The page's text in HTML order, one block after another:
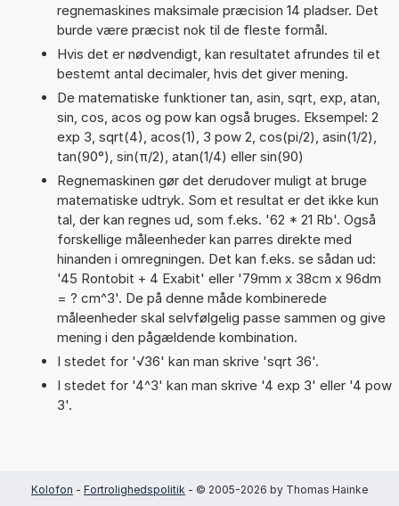
regnemaskines maksimale præcision 14 pladser. Det
burde være præcist nok til de fleste formål.
Hvis det er nødvendigt, kan resultatet afrundes til et
bestemt antal decimaler, hvis det giver mening.
De matematiske funktioner tan, asin, sqrt, exp, atan,
sin, cos, acos og pow kan også bruges. Eksempel: 2
exp 3, sqrt(4), acos(1), 3 pow 2, cos(pi/2), asin(1/2),
tan(90°), sin(π/2), atan(1/4) eller sin(90)
Regnemaskinen gør det derudover muligt at bruge
matematiske udtryk. Som et resultat er det ikke kun
tal, der kan regnes ud, som f.eks. '62 * 21 Rb'. Også
forskellige måleenheder kan parres direkte med
hinanden i omregningen. Det kan f.eks. se sådan ud:
'45 Rontobit + 4 Exabit' eller '79mm x 38cm x 96dm
= ? cm^3'. De på denne måde kombinerede
måleenheder skal selvfølgelig passe sammen og give
mening i den pågældende kombination.
I stedet for '√36' kan man skrive 'sqrt 36'.
I stedet for '4^3' kan man skrive '4 exp 3' eller '4 pow
3'.
Kolofon - Fortrolighedspolitik - © 2005-2026 by Thomas Hainke